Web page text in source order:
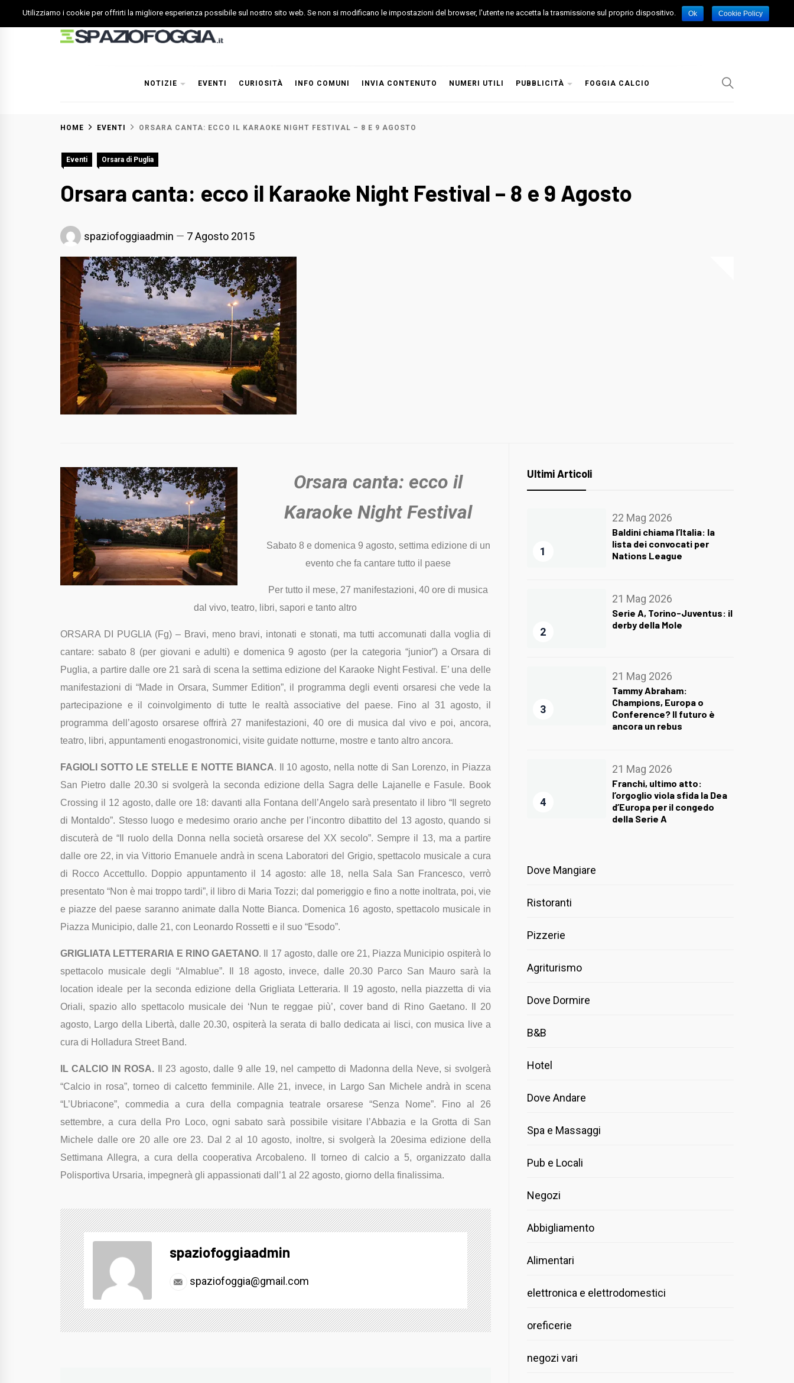
to
NOTIZIE EVENTI CURIOSITÀ INFO COMUNI INVIA CONTENUTO NUMERI UTILI PUBBLICITÀ FOGGIA CALCIO
HOME EVENTI ORSARA CANTA: ECCO IL KARAOKE NIGHT FESTIVAL – 8 E 9 AGOSTO
Eventi Orsara di Puglia
Orsara canta: ecco il Karaoke Night Festival – 8 e 9 Agosto
spaziofoggiaadmin 7 Agosto 2015
Orsara canta: ecco il
Karaoke Night Festival
Sabato 8 e domenica 9 agosto, settima edizione di un
evento che fa cantare tutto il paese
Per tutto il mese, 27 manifestazioni, 40 ore di musica
dal vivo, teatro, libri, sapori e tanto altro
ORSARA DI PUGLIA (Fg) – Bravi, meno bravi, intonati e stonati, ma tutti accomunati dalla voglia di
cantare: sabato 8 (per giovani e adulti) e domenica 9 agosto (per la categoria “junior”) a Orsara di
Puglia, a partire dalle ore 21 sarà di scena la settima edizione del Karaoke Night Festival. E’ una delle
manifestazioni di “Made in Orsara, Summer Edition”, il programma degli eventi orsaresi che vede la
partecipazione e il coinvolgimento di tutte le realtà associative del paese. Fino al 31 agosto, il
programma dell’agosto orsarese offrirà 27 manifestazioni, 40 ore di musica dal vivo e poi, ancora,
teatro, libri, appuntamenti enogastronomici, visite guidate notturne, mostre e tanto altro ancora.
FAGIOLI SOTTO LE STELLE E NOTTE BIANCA. Il 10 agosto, nella notte di San Lorenzo, in Piazza
San Pietro dalle 20.30 si svolgerà la seconda edizione della Sagra delle Lajanelle e Fasule. Book
Crossing il 12 agosto, dalle ore 18: davanti alla Fontana dell’Angelo sarà presentato il libro “Il segreto
di Montaldo”. Stesso luogo e medesimo orario anche per l’incontro dibattito del 13 agosto, quando si
discuterà de “Il ruolo della Donna nella società orsarese del XX secolo”. Sempre il 13, ma a partire
dalle ore 22, in via Vittorio Emanuele andrà in scena Laboratori del Grigio, spettacolo musicale a cura
di Rocco Accettullo. Doppio appuntamento il 14 agosto: alle 18, nella Sala San Francesco, verrò
presentato “Non è mai troppo tardi”, il libro di Maria Tozzi; dal pomeriggio e fino a notte inoltrata, poi, vie
e piazze del paese saranno animate dalla Notte Bianca. Domenica 16 agosto, spettacolo musicale in
Piazza Municipio, dalle 21, con Leonardo Rossetti e il suo “Esodo”.
GRIGLIATA LETTERARIA E RINO GAETANO. Il 17 agosto, dalle ore 21, Piazza Municipio ospiterà lo
spettacolo musicale degli “Almablue”. Il 18 agosto, invece, dalle 20.30 Parco San Mauro sarà la
location ideale per la seconda edizione della Grigliata Letteraria. Il 19 agosto, nella piazzetta di via
Oriali, spazio allo spettacolo musicale dei ‘Nun te reggae più’, cover band di Rino Gaetano. Il 20
agosto, Largo della Libertà, dalle 20.30, ospiterà la serata di ballo dedicata ai lisci, con musica live a
cura di Holladura Street Band.
IL CALCIO IN ROSA.
Il 23 agosto, dalle 9 alle 19, nel campetto di Madonna della Neve, si svolgerà
“Calcio in rosa”, torneo di calcetto femminile. Alle 21, invece, in Largo San Michele andrà in scena
“L’Ubriacone”, commedia a cura della compagnia teatrale orsarese “Senza Nome”. Fino al 26
settembre, a cura della Pro Loco, ogni sabato sarà possibile visitare l’Abbazia e la Grotta di San
Michele dalle ore 20 alle ore 23. Dal 2 al 10 agosto, inoltre, si svolgerà la 20esima edizione della
Settimana Allegra, a cura della cooperativa Arcobaleno. Il torneo di calcio a 5, organizzato dalla
Polisportiva Ursaria, impegnerà gli appassionati dall’1 al 22 agosto, giorno della finalissima.
spaziofoggiaadmin
spaziofoggia@gmail.com
Ultimi Articoli
1
22 Mag 2026
Baldini chiama l’Italia: la
lista dei convocati per
Nations League
2
21 Mag 2026
Serie A, Torino-Juventus: il
derby della Mole
3
21 Mag 2026
Tammy Abraham:
Champions, Europa o
Conference? Il futuro è
ancora un rebus
4
21 Mag 2026
Franchi, ultimo atto:
l’orgoglio viola sfida la Dea
d’Europa per il congedo
della Serie A
Dove Mangiare
Ristoranti
Pizzerie
Agriturismo
Dove Dormire
B&B
Hotel
Dove Andare
Spa e Massaggi
Pub e Locali
Negozi
Abbigliamento
Alimentari
elettronica e elettrodomestici
oreficerie
negozi vari
Utilizziamo i cookie per offrirti la migliore esperienza possibile sul nostro sito web. Se non si modificano le impostazioni del browser, l'utente ne accetta la trasmissione sul proprio dispositivo. Ok Cookie Policy